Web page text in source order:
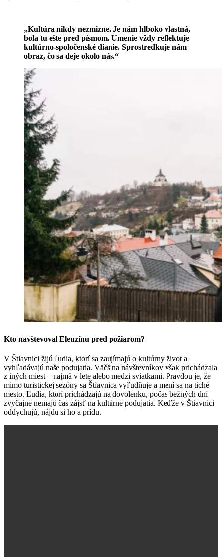
„Kultúra nikdy nezmizne. Je nám hlboko vlastná,
bola tu ešte pred písmom. Umenie vždy reflektuje
kultúrno-spoločenské dianie. Sprostredkuje nám
obraz, čo sa deje okolo nás.“
Kto navštevoval Eleuzínu pred požiarom?
V Štiavnici žijú ľudia, ktorí sa zaujímajú o kultúrny život a
vyhľadávajú naše podujatia. Väčšina návštevníkov však prichádzala
z iných miest – najmä v lete alebo medzi sviatkami. Pravdou je, že
mimo turistickej sezóny sa Štiavnica vyľudňuje a mení sa na tiché
mesto. Ľudia, ktorí prichádzajú na dovolenku, počas bežných dní
zvyčajne nemajú čas zájsť na kultúrne podujatia. Keďže v Štiavnici
oddychujú, nájdu si ho a prídu.